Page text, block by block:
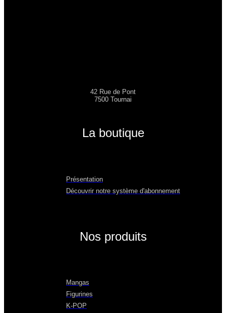
42 Rue de Pont
7500 Tournai
La boutique
Présentation
Découvrir notre système d'abonnement
Nos produits
Mangas
Figurines
K-POP